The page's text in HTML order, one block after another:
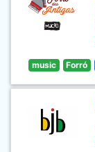
music Forró